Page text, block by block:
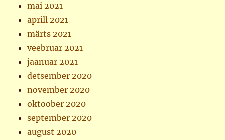
mai 2021
aprill 2021
märts 2021
veebruar 2021
jaanuar 2021
detsember 2020
november 2020
oktoober 2020
september 2020
august 2020